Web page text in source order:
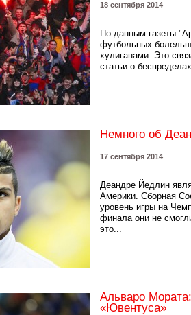
18 сентября 2014
По данным газеты
футбольных
хулиганами. Это
статьи о
Немного об
17 сентября 2014
Деандре Йедлин
Америки. Сборная
уровень игры на
финала они не
это...
Альваро
«Ювентуса»